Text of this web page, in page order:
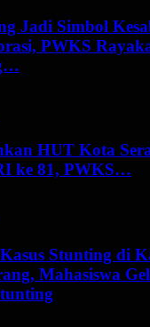
Jadi Simbol
PWKS
HUT Kota
ke 81, PWKS…
Stunting di
Mahasiswa